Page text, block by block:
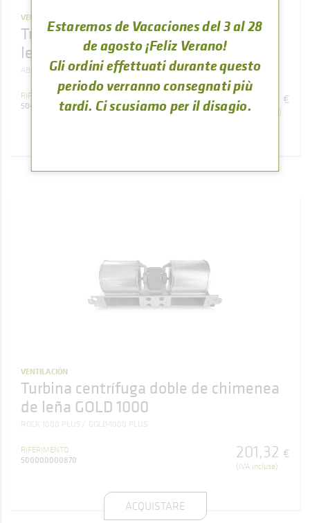
VENTILACIÓN
Turbina centrífuga de chimenea de
leña ABODI
ABODI
RIFERIMENTO
504080000007
115 €
(IVA inclusa)
VENTILACIÓN
Turbina centrífuga doble de chimenea
de leña GOLD 1000
ROCK 1000 PLUS GOLD-1000 PLUS
RIFERIMENTO
500000000870
201,32 €
(IVA inclusa)
ACQUISTARE
Estaremos de Vacaciones del 3 al 28
de agosto ¡Feliz Verano!
Gli ordini effettuati durante questo
periodo verranno consegnati più
tardi. Ci scusiamo per il disagio.